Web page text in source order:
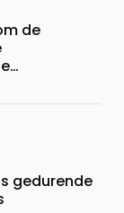
de
gedurende